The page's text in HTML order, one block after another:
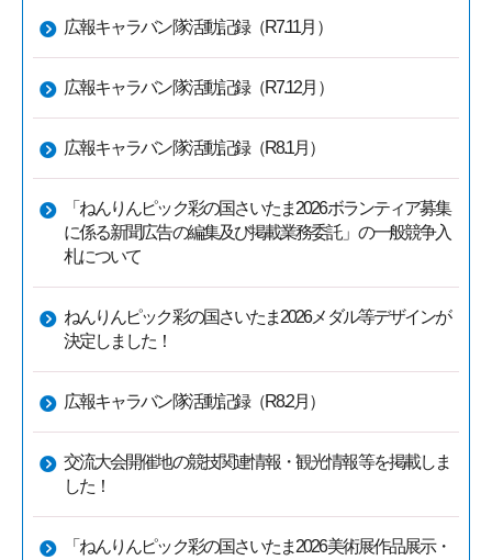
広報キャラバン隊活動記録（R7.11月）
広報キャラバン隊活動記録（R7.12月）
広報キャラバン隊活動記録（R8.1月）
「ねんりんピック彩の国さいたま2026ボランティア募集
に係る新聞広告の編集及び掲載業務委託」の一般競争入
札について
ねんりんピック彩の国さいたま2026メダル等デザインが
決定しました！
広報キャラバン隊活動記録（R8.2月）
交流大会開催地の競技関連情報・観光情報等を掲載しま
した！
「ねんりんピック彩の国さいたま2026美術展作品展示・